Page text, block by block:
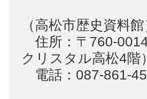
（高松市歴史資料館
住所：〒760-
クリスタル高松4階）
電話：087-861-